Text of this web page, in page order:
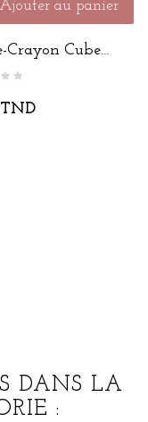
Ajouter au panier
Crayon Cube
TND
DANS LA
: